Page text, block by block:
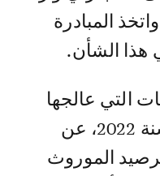
المبادرة
التي عالجها
مجلس المنافسة طيلـة سنة 2022، عن
للرصيد الموروث